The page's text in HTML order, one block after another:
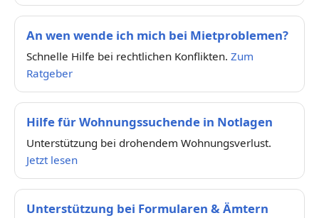
An wen wende ich mich bei Mietproblemen?
Schnelle Hilfe bei rechtlichen Konflikten. Zum
Ratgeber
Hilfe für Wohnungssuchende in Notlagen
Unterstützung bei drohendem Wohnungsverlust.
Jetzt lesen
Unterstützung bei Formularen & Ämtern